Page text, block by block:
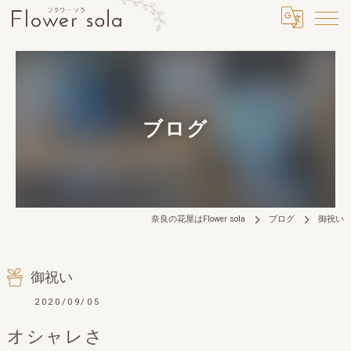
ブログ
奈良の花屋はFlower sola ブログ 御祝い
御祝い
2020/09/05
オシャレさ